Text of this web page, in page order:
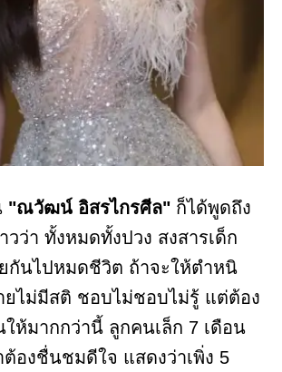
"ณวัฒน์ อิสรไกรศีล" ก็ได้พูดถึง
วว่า ทั้งหมดทั้งปวง สงสารเด็ก
กันไปหมดชีวิต ถ้าจะให้ตำหนิ
ไม่มีสติ ชอบไม่ชอบไม่รู้ แต่ต้อง
ห้มากกว่านี้ ลูกคนเล็ก 7 เดือน
องชื่นชมดีใจ แสดงว่าเพิ่ง 5